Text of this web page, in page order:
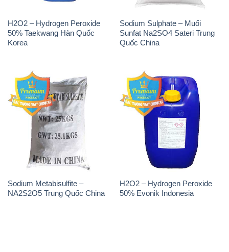
Sodium Metabisulfite –
NA2S2O5 Trung Quốc China
H2O2 – Hydrogen Peroxide
50% Evonik Indonesia